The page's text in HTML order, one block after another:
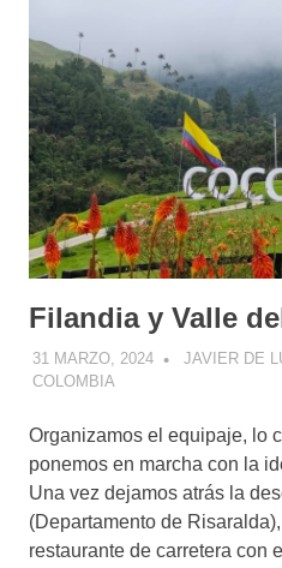
Filandia y Valle
31 MARZO, 2024 JAVIER DE
COLOMBIA
Organizamos el equipaje, lo
ponemos en marcha con la
Una vez dejamos atrás la
(Departamento de
restaurante de carretera con